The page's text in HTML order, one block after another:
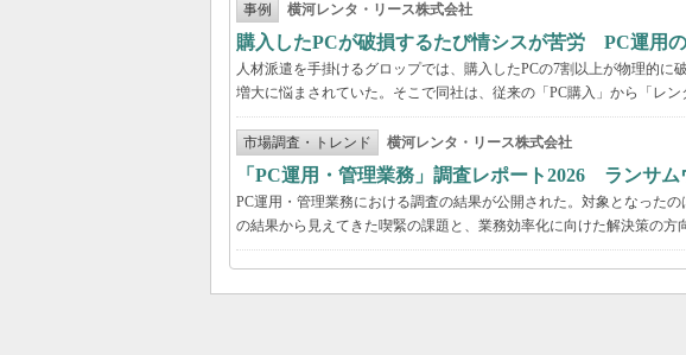
事例 横河レンタ・リース株式会社
購入したPCが破損するたび情シスが苦労 PC運用
人材派遣を手掛けるグロップでは、購入したPCの7割以上が物理的に
増大に悩まされていた。そこで同社は、従来の「PC購入」から「レン
市場調査・トレンド 横河レンタ・リース株式会社
「PC運用・管理業務」調査レポート2026 ランサ
PC運用・管理業務における調査の結果が公開された。対象となった
の結果から見えてきた喫緊の課題と、業務効率化に向けた解決策の方